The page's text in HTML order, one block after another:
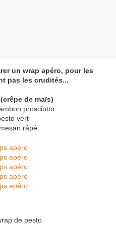
un wrap apéro, pour les
pas les crudités...
de maïs)
prosciutto
vert
râpé
de pesto.